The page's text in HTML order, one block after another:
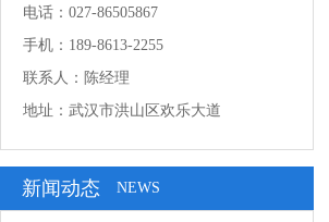
电话：027-86505867
手机：189-8613-2255
联系人：陈经理
地址：武汉市洪山区欢乐大道
新闻动态 NEWS